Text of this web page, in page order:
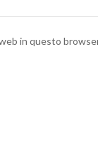
in questo